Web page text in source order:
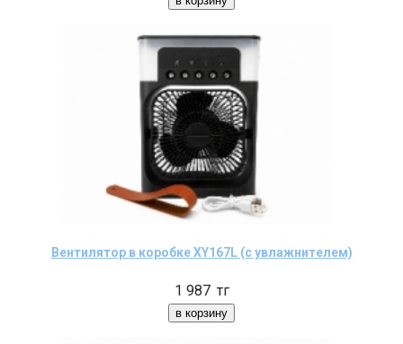
Вентилятор в коробке XY167L (с увлажнителем)
1 987 тг